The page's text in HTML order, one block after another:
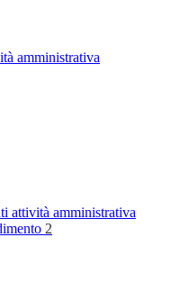
amministrativa
attività amministrativa
2